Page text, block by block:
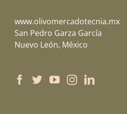
www.olivomercadotecnia.mx
San Pedro Garza García
Nuevo León, México